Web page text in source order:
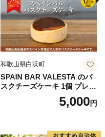
和歌山県白浜町
SPAIN BAR VALESTA のバ
スクチーズケーキ 1個 プレー
5,000円